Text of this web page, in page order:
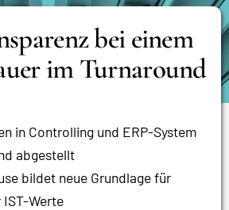
bei einem
im Turnaround
in Controlling und ERP-System
abgestellt
bildet neue Grundlage für
Werte